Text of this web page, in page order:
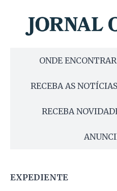
ONDE
RECEBA AS
RECEBA
EXPEDIENTE